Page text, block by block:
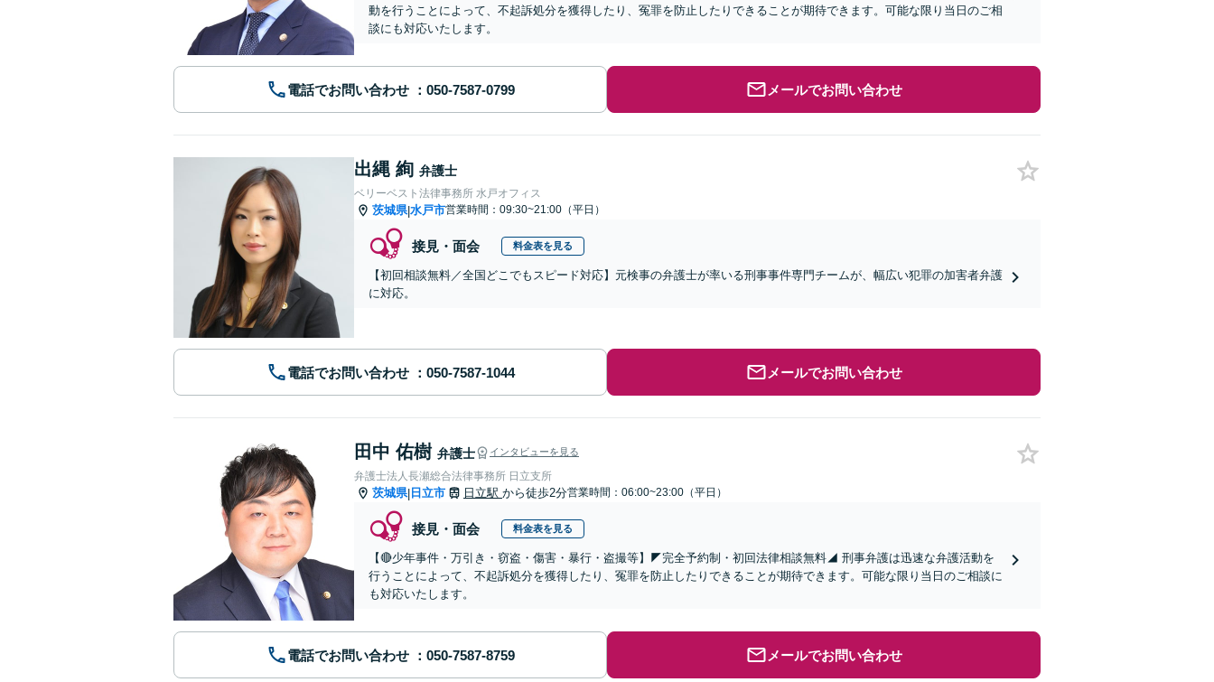
動を行うことによって、不起訴処分を獲得したり、冤罪を防止したりできることが期待できます。可能な限り当日のご相
談にも対応いたします。
電話でお問い合わせ メールでお問い合わせ
出縄 絢 弁護士
ベリーベスト法律事務所 水戸オフィス
茨城県|水戸市営業時間：09:30~21:00（平日）
接見・面会 料金表を見る
【初回相談無料／全国どこでもスピード対応】元検事の弁護士が率いる刑事事件専門チームが、幅広い犯罪の加害者弁護
に対応。
電話でお問い合わせ メールでお問い合わせ
田中 佑樹 弁護士 インタビューを見る
弁護士法人長瀬総合法律事務所 日立支所
茨城県| 日立市 日立駅 から徒歩2分営業時間：06:00~23:00（平日）
接見・面会 料金表を見る
【🔴少年事件・万引き・窃盗・傷害・暴行・盗撮等】◤完全予約制・初回法律相談無料◢ 刑事弁護は迅速な弁護活動を
行うことによって、不起訴処分を獲得したり、冤罪を防止したりできることが期待できます。可能な限り当日のご相談に
も対応いたします。
電話でお問い合わせ メールでお問い合わせ